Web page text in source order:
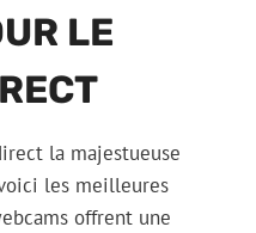
LE
la majestueuse
les meilleures
offrent une